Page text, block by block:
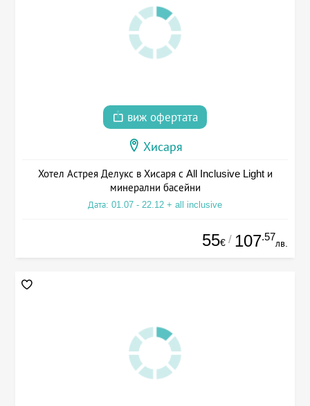
виж офертата
Хисаря
Хотел Астрея Делукс в Хисаря с All Inclusive Light и
минерални басейни
Дата: 01.07 - 22.12 + all inclusive
55€ / 107.57
лв.